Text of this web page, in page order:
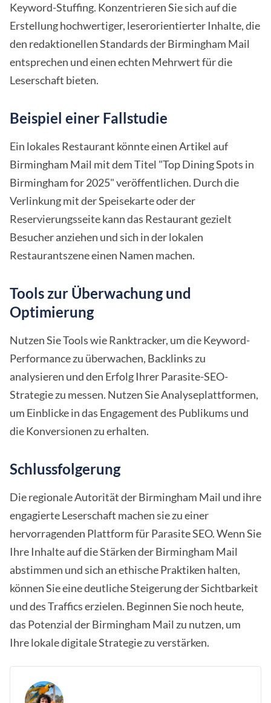
Keyword-Stuffing. Konzentrieren Sie sich auf die
Erstellung hochwertiger, leserorientierter Inhalte, die
den redaktionellen Standards der Birmingham Mail
entsprechen und einen echten Mehrwert für die
Leserschaft bieten.
Beispiel einer Fallstudie
Ein lokales Restaurant könnte einen Artikel auf
Birmingham Mail mit dem Titel "Top Dining Spots in
Birmingham for 2025" veröffentlichen. Durch die
Verlinkung mit der Speisekarte oder der
Reservierungsseite kann das Restaurant gezielt
Besucher anziehen und sich in der lokalen
Restaurantszene einen Namen machen.
Tools zur Überwachung und
Optimierung
Nutzen Sie Tools wie Ranktracker, um die Keyword-
Performance zu überwachen, Backlinks zu
analysieren und den Erfolg Ihrer Parasite-SEO-
Strategie zu messen. Nutzen Sie Analyseplattformen,
um Einblicke in das Engagement des Publikums und
die Konversionen zu erhalten.
Schlussfolgerung
Die regionale Autorität der Birmingham Mail und ihre
engagierte Leserschaft machen sie zu einer
hervorragenden Plattform für Parasite SEO. Wenn Sie
Ihre Inhalte auf die Stärken der Birmingham Mail
abstimmen und sich an ethische Praktiken halten,
können Sie eine deutliche Steigerung der Sichtbarkeit
und des Traffics erzielen. Beginnen Sie noch heute,
das Potenzial der Birmingham Mail zu nutzen, um
Ihre lokale digitale Strategie zu verstärken.